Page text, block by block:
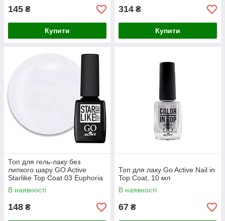
145 ₴
Купити
314 ₴
Купити
Топ для гель-лаку без
липкого шару GO Active
Starlike Top Coat 03 Euphoria
із шиммером, 10 мл
В наявності
148 ₴
Топ для лаку Go Active Nail in
Top Coat, 10 мл
В наявності
67 ₴